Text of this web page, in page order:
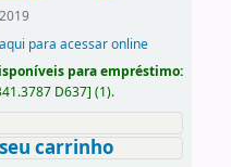
para acessar online
para empréstimo:
D637] (1).
carrinho